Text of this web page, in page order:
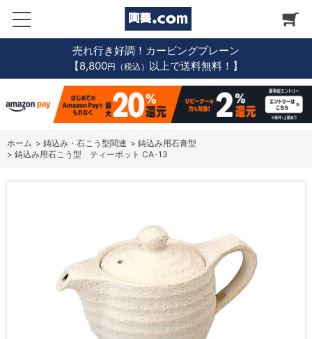
売れ行き好調！カービングプレーン
【8,800円（税込） 以上で送料無料！】
ホーム > 鋳込み・石こう型関連 > 鋳込み用石膏型
> 鋳込み用石こう型 ティーポット CA-13